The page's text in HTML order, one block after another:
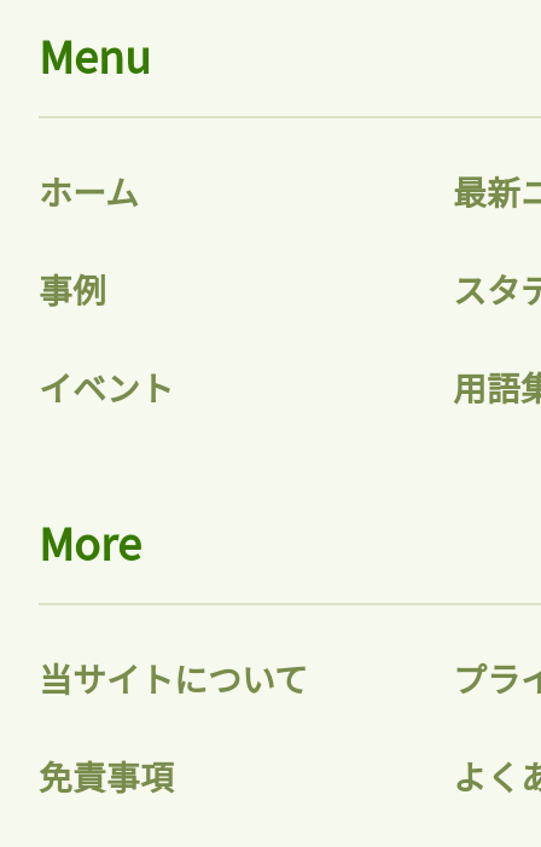
ログインが
ログ
Menu
ホーム 最新
事例 スタ
イベント 用語
More
当サイトについて プラ
免責事項 よく